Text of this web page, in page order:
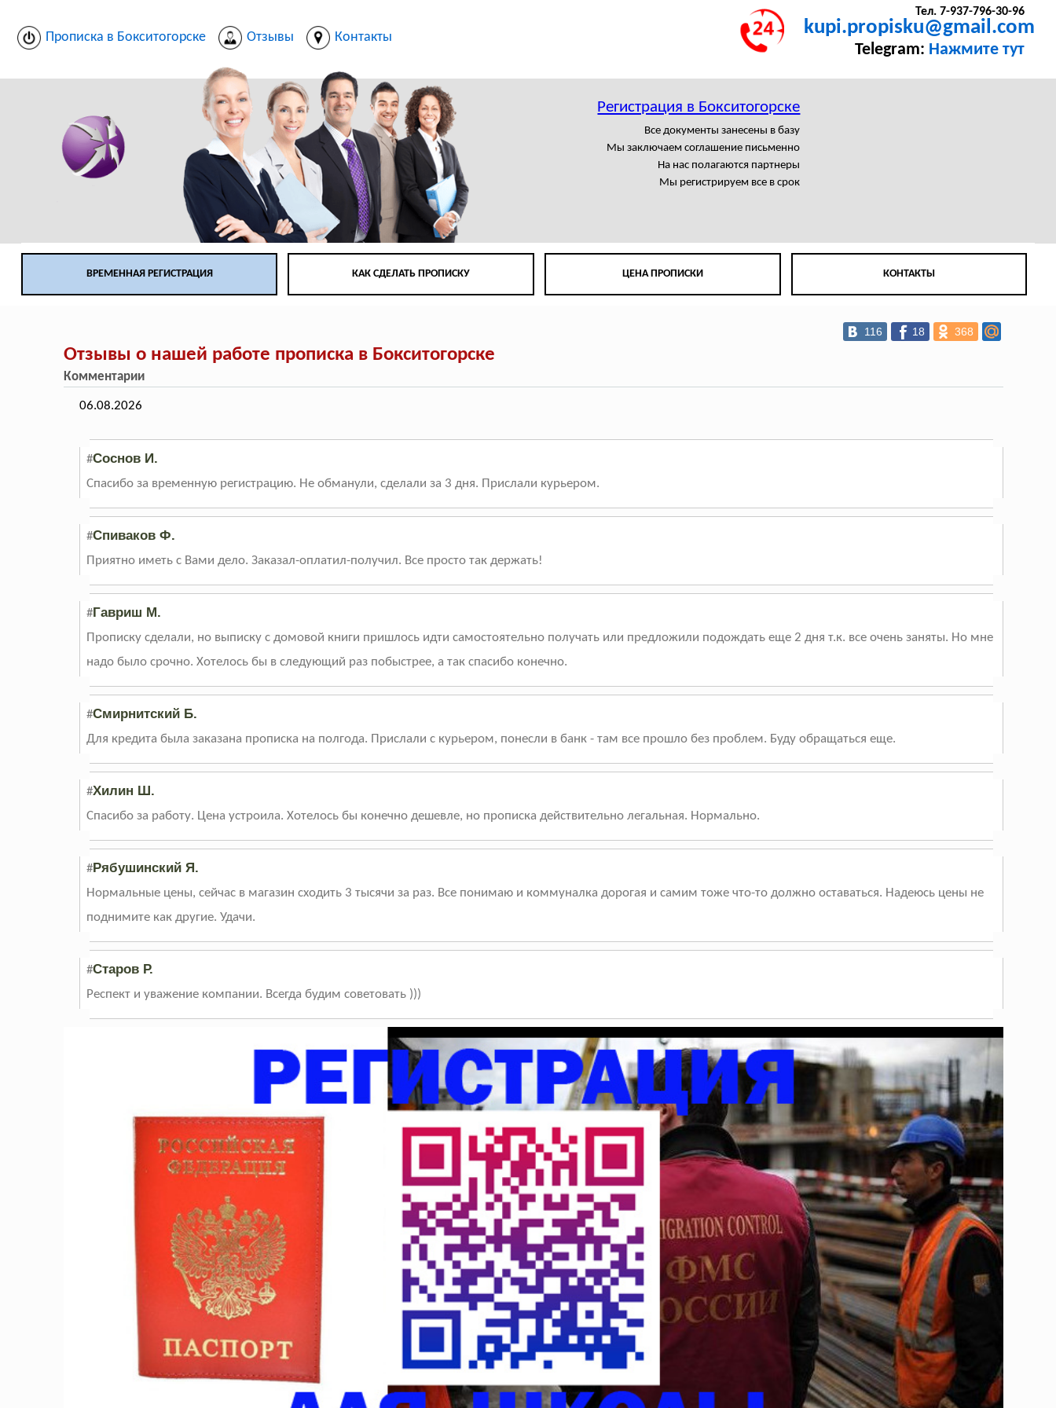
Прописка в Бокситогорске Отзывы Контакты
Тел. 7-937-796-30-96
kupi.propisku@gmail.com
Telegram: Нажмите тут
Регистрация в Бокситогорске
Все документы занесены в базу
Мы заключаем соглашение письменно
На нас полагаются партнеры
Мы регистрируем все в срок
ВРЕМЕННАЯ РЕГИСТРАЦИЯ КАК СДЕЛАТЬ ПРОПИСКУ ЦЕНА ПРОПИСКИ КОНТАКТЫ
116 18 368
Отзывы о нашей работе прописка в Бокситогорске
Комментарии
06.08.2026
#Соснов И.
Спасибо за временную регистрацию. Не обманули, сделали за 3 дня. Прислали курьером.
#Спиваков Ф.
Приятно иметь с Вами дело. Заказал-оплатил-получил. Все просто так держать!
#Гавриш М.
Прописку сделали, но выписку с домовой книги пришлось идти самостоятельно получать или предложили подождать еще 2 дня т.к. все очень заняты. Но мне
надо было срочно. Хотелось бы в следующий раз побыстрее, а так спасибо конечно.
#Смирнитский Б.
Для кредита была заказана прописка на полгода. Прислали с курьером, понесли в банк - там все прошло без проблем. Буду обращаться еще.
#Хилин Ш.
Спасибо за работу. Цена устроила. Хотелось бы конечно дешевле, но прописка действительно легальная. Нормально.
#Рябушинский Я.
Нормальные цены, сейчас в магазин сходить 3 тысячи за раз. Все понимаю и коммуналка дорогая и самим тоже что-то должно оставаться. Надеюсь цены не
поднимите как другие. Удачи.
#Старов Р.
Респект и уважение компании. Всегда будим советовать )))